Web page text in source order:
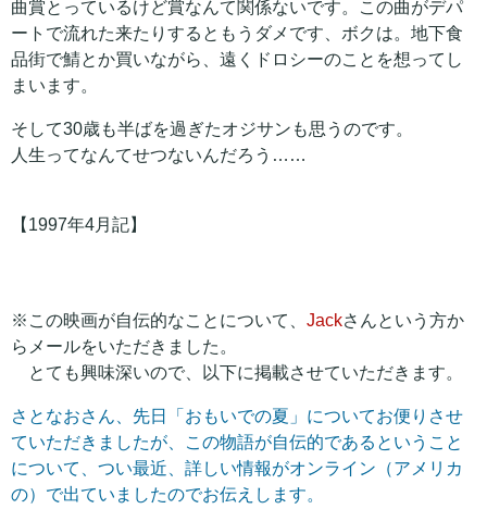
曲賞とっているけど賞なんて関係ないです。この曲がデパ
ートで流れた来たりするともうダメです、ボクは。地下食
品街で鯖とか買いながら、遠くドロシーのことを想ってし
まいます。
そして30歳も半ばを過ぎたオジサンも思うのです。
人生ってなんてせつないんだろう……
【1997年4月記】
※この映画が自伝的なことについて、 Jackさんという方か
らメールをいただきました。
とても興味深いので、以下に掲載させていただきます。
さとなおさん、先日「おもいでの夏」についてお便りさせ
ていただきましたが、この物語が自伝的であるということ
について、つい最近、詳しい情報がオンライン（アメリカ
の）で出ていましたのでお伝えします。